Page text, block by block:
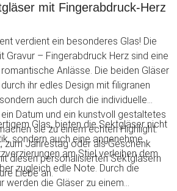
mit Fingerabdruck-Herz
verdient ein besonderes Glas! Die
Gravur – Fingerabdruck Herz sind eine
Anlässe. Die beiden Gläser
ihr edles Design mit filigranen
auch durch die individuelle
Datum und ein kunstvoll gestaltetes
sie zu einem echten Highlight.
zum Jahrestag oder als Geschenk
diesen personalisierten Sektgläsern
Liebe an.
Glas, bieten die Sektgläser nicht
sondern auch eine angenehme
am Stiel verleihen dem
zugleich edle Note. Durch die
werden die Gläser zu einem